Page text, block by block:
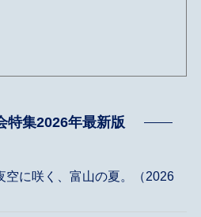
特集2026年最新版
空に咲く、富山の夏。（2026